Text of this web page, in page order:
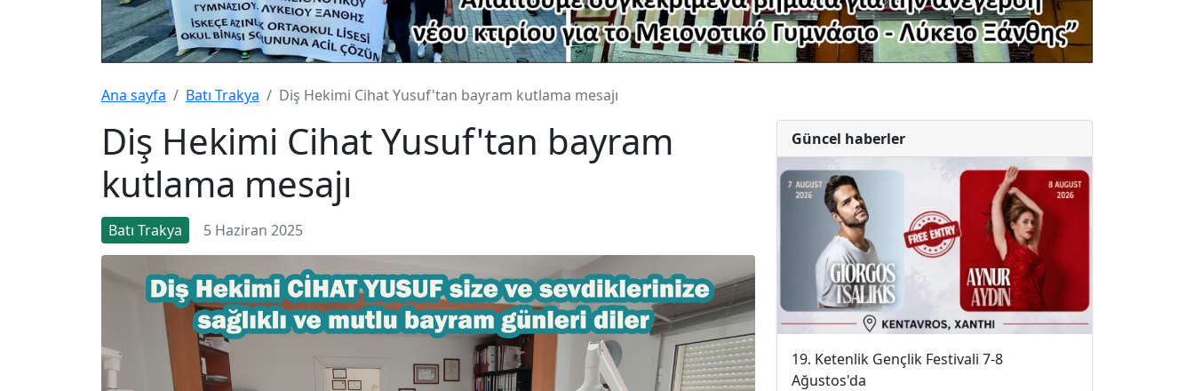
Ana sayfa Batı Trakya Diş Hekimi Cihat Yusuf'tan bayram kutlama mesajı
Diş Hekimi Cihat Yusuf'tan bayram
kutlama mesajı
Batı Trakya 5 Haziran 2025
Güncel haberler
19. Ketenlik Gençlik Festivali 7-8
Ağustos'da